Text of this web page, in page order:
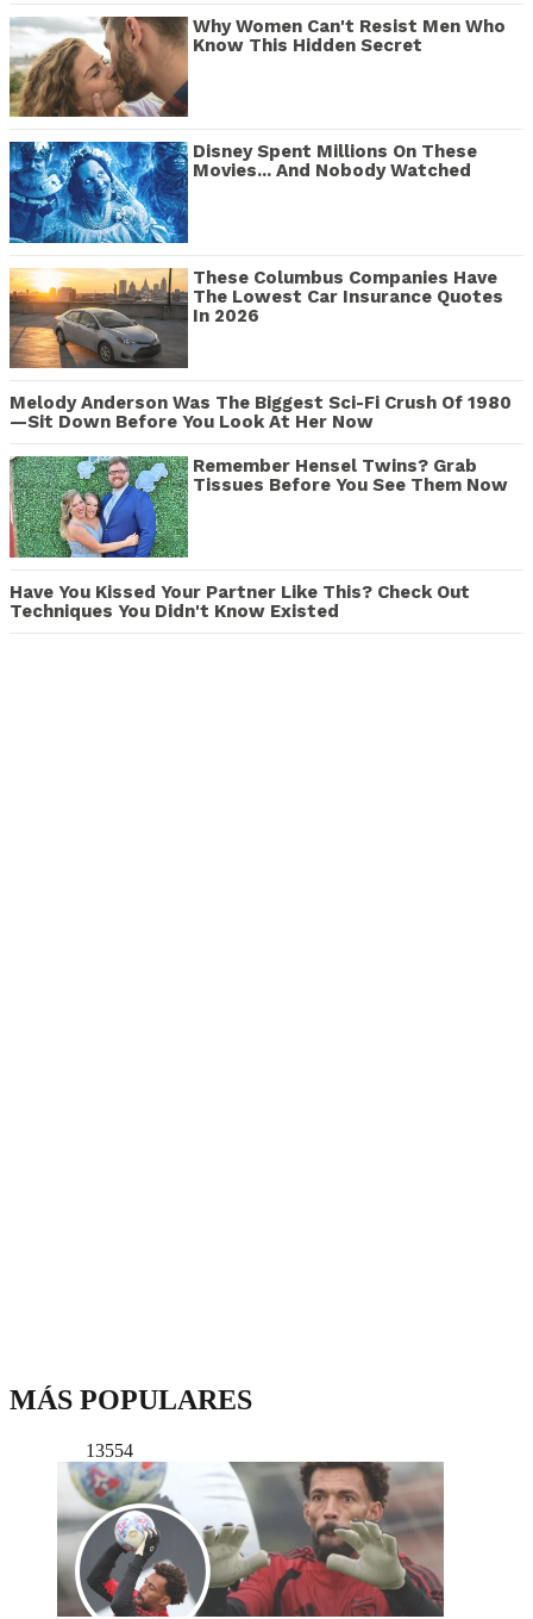
Why Women Can't Resist Men Who
Know This Hidden Secret
Disney Spent Millions On These
Movies... And Nobody Watched
These Columbus Companies Have
The Lowest Car Insurance Quotes
In 2026
Melody Anderson Was The Biggest Sci-Fi Crush Of 1980
—Sit Down Before You Look At Her Now
Remember Hensel Twins? Grab
Tissues Before You See Them Now
Have You Kissed Your Partner Like This? Check Out
Techniques You Didn't Know Existed
MÁS POPULARES
13554